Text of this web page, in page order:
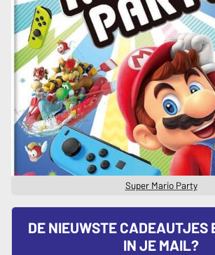
Super Mario Party
DE NIEUWSTE CADEAUTJES
IN JE MAIL?